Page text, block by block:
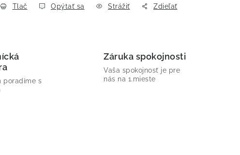
Tlač Opýtať sa Strážiť Zdieľať
poradíme s
Záruka spokojnosti
Vaša spokojnosť je pre
nás na 1.mieste